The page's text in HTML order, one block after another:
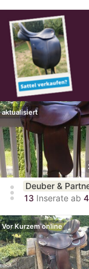
aktualisiert
more_vert
Deuber &
13 Inserate ab
Vor Kurzem online